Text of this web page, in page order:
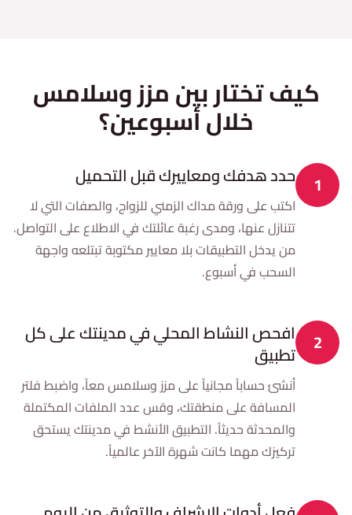
كيف تختار بين مزز وسلامس
خلال أسبوعين؟
1 حدد هدفك ومعاييرك قبل التحميل
اكتب على ورقة مداك الزمني للزواج، والصفات التي لا
تتنازل عنها، ومدى رغبة عائلتك في الاطلاع على التواصل.
من يدخل التطبيقات بلا معايير مكتوبة تبتلعه واجهة
السحب في أسبوع.
2 افحص النشاط المحلي في مدينتك على كل
تطبيق
أنشئ حساباً مجانياً على مزز وسلامس معاً، واضبط فلتر
المسافة على منطقتك، وقس عدد الملفات المكتملة
والمحدثة حديثاً. التطبيق الأنشط في مدينتك يستحق
تركيزك مهما كانت شهرة الآخر عالمياً.